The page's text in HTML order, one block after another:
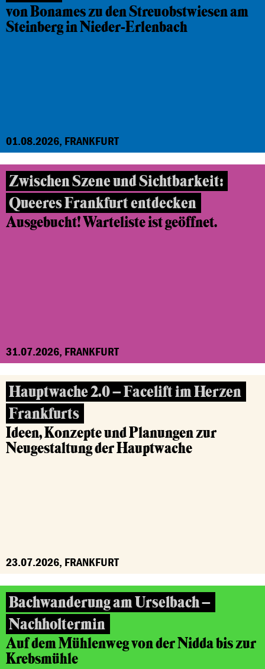
von Bonames zu den Streuobstwiesen am
Steinberg in Nieder-Erlenbach
01.08.2026, FRANKFURT
Zwischen Szene und Sichtbarkeit:
Queeres Frankfurt entdecken
Ausgebucht! Warteliste ist geöffnet.
31.07.2026, FRANKFURT
Hauptwache 2.0 – Facelift im Herzen
Frankfurts
Ideen, Konzepte und Planungen zur
Neugestaltung der Hauptwache
23.07.2026, FRANKFURT
Bachwanderung am Urselbach –
Nachholtermin
Auf dem Mühlenweg von der Nidda bis zur
Krebsmühle